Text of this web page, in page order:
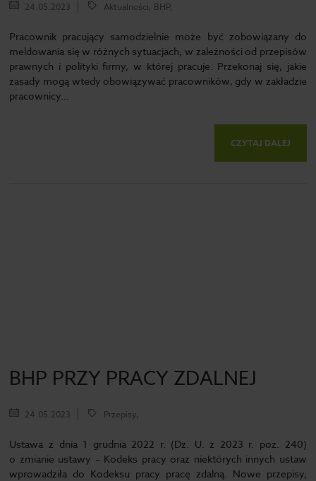
24.05.2023 Aktualności, BHP,
Pracownik pracujący samodzielnie może być zobowiązany do
meldowania się w różnych sytuacjach, w zależności od przepisów
prawnych i polityki firmy, w której pracuje. Przekonaj się, jakie
zasady mogą wtedy obowiązywać pracowników, gdy w zakładzie
pracownicy…
CZYTAJ DALEJ
BHP PRZY PRACY ZDALNEJ
24.05.2023 Przepisy,
Ustawa z dnia 1 grudnia 2022 r. (Dz. U. z 2023 r. poz. 240)
o zmianie ustawy – Kodeks pracy oraz niektórych innych ustaw
wprowadziła do Kodeksu pracy pracę zdalną. Nowe przepisy,